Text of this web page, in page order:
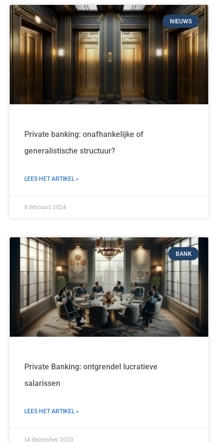
NIEUWS
Private banking: onafhankelijke of
generalistische structuur?
LEES HET ARTIKEL »
8 februari 2024
BANK
Private Banking: ontgrendel lucratieve
salarissen
LEES HET ARTIKEL »
14 december 2023